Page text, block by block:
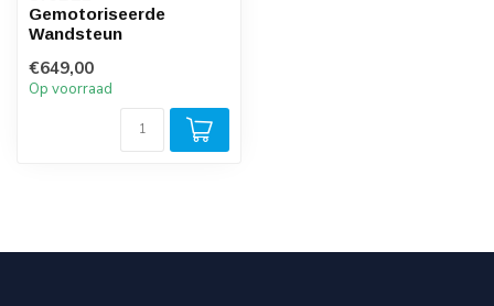
Gemotoriseerde
Wandsteun
€649,00
Op voorraad